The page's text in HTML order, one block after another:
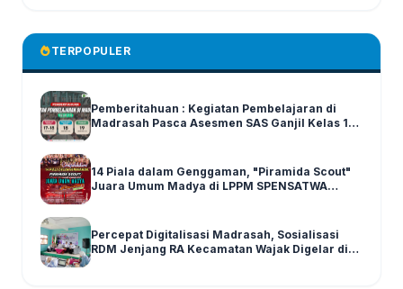
TERPOPULER
Pemberitahuan : Kegiatan Pembelajaran di
Madrasah Pasca Asesmen SAS Ganjil Kelas 1-6
14 Piala dalam Genggaman, "Piramida Scout"
Juara Umum Madya di LPPM SPENSATWA
Percepat Digitalisasi Madrasah, Sosialisasi
RDM Jenjang RA Kecamatan Wajak Digelar di